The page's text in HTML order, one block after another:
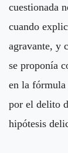
cuestionada
cuando
agravante, y
se proponía
en la fórmula
por el delito
hipótesis